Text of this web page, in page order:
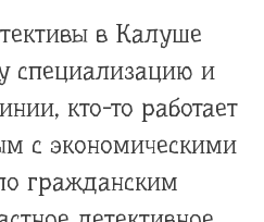
в Калуше
специализацию и
кто-то работает
с экономическими
гражданским